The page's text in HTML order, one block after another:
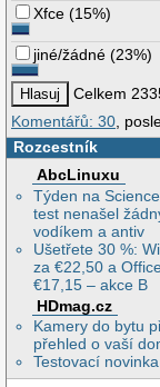
Xfce (15%)
jiné/žádné (23%)
Celkem
Komentářů: 30,
Rozcestník
AbcLinuxu
Týden na
test nenašel
vodíkem a antiv
Ušetřete 30 %:
za €22,50 a
€17,15 – akce B
HDmag.cz
Kamery do bytu
přehled o vaší
Testovací novinka